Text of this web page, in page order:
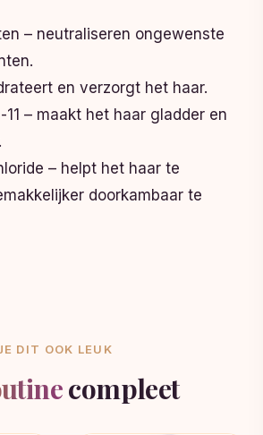
– neutraliseren ongewenste
en verzorgt het haar.
11 – maakt het haar gladder en
– helpt het haar te
doorkambaar te
DIT OOK LEUK
compleet